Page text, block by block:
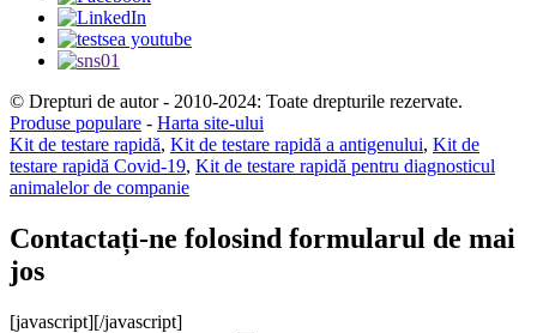
© Drepturi de autor - 2010-2024: Toate drepturile rezervate.
Produse populare - Harta site-ului
Kit de testare rapidă, Kit de testare rapidă a antigenului, Kit de
testare rapidă Covid-19, Kit de testare rapidă pentru diagnosticul
animalelor de companie
Contactați-ne folosind formularul de mai
jos
[javascript][/javascript]